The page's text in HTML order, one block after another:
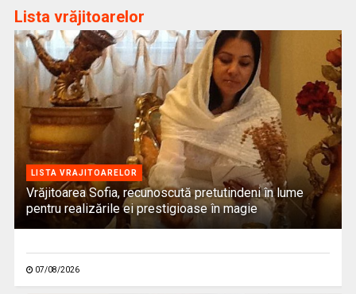
Lista vrăjitoarelor
LISTA VRAJITOARELOR
Vrăjitoarea Sofia, recunoscută pretutindeni în lume
pentru realizările ei prestigioase în magie
07/08/2026